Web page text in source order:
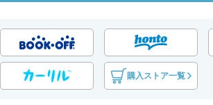
購入ストア一覧